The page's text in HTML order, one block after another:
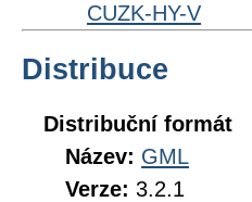
CUZK-HY-V
Distribuce
Distribuční formát
Název: GML
Verze: 3.2.1